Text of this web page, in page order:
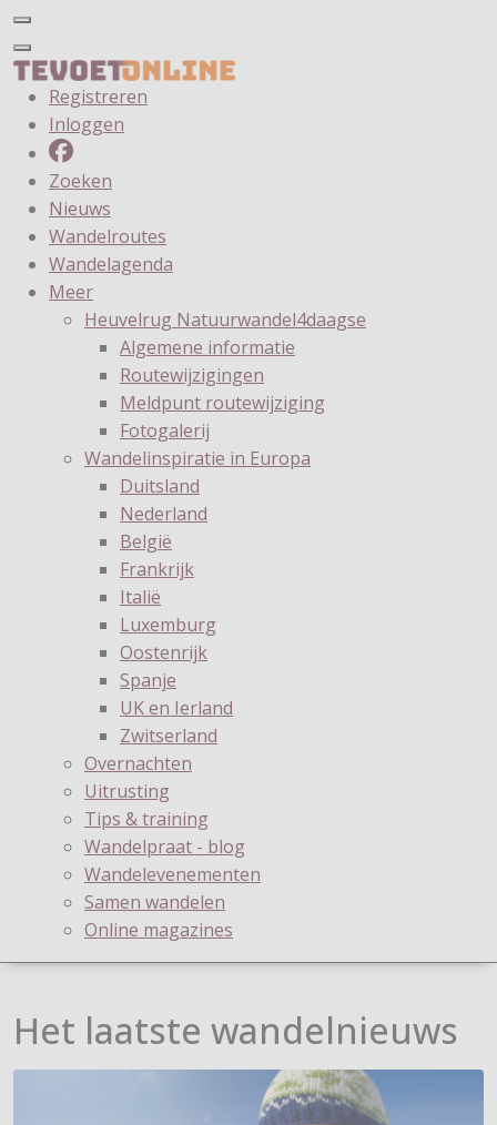
Registreren
Inloggen
Zoeken
Nieuws
Wandelroutes
Wandelagenda
Meer
Heuvelrug Natuurwandel4daagse
Algemene informatie
Routewijzigingen
Meldpunt routewijziging
Fotogalerij
Wandelinspiratie in Europa
Duitsland
Nederland
België
Frankrijk
Italië
Luxemburg
Oostenrijk
Spanje
UK en Ierland
Zwitserland
Overnachten
Uitrusting
Tips & training
Wandelpraat - blog
Wandelevenementen
Samen wandelen
Online magazines
Het laatste wandelnieuws